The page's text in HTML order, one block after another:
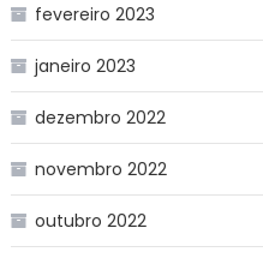
fevereiro 2023
janeiro 2023
dezembro 2022
novembro 2022
outubro 2022